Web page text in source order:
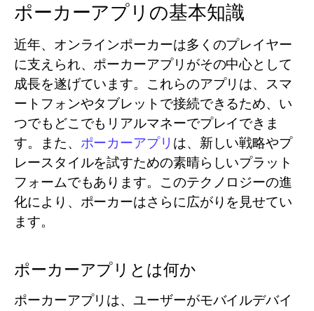
ポーカーアプリの基本知識
近年、オンラインポーカーは多くのプレイヤー
に支えられ、ポーカーアプリがその中心として
成長を遂げています。これらのアプリは、スマ
ートフォンやタブレットで接続できるため、い
つでもどこでもリアルマネーでプレイできま
す。また、 ポーカーアプリ は、新しい戦略やプ
レースタイルを試すための素晴らしいプラット
フォームでもあります。このテクノロジーの進
化により、ポーカーはさらに広がりを見せてい
ます。
ポーカーアプリとは何か
ポーカーアプリは、ユーザーがモバイルデバイ